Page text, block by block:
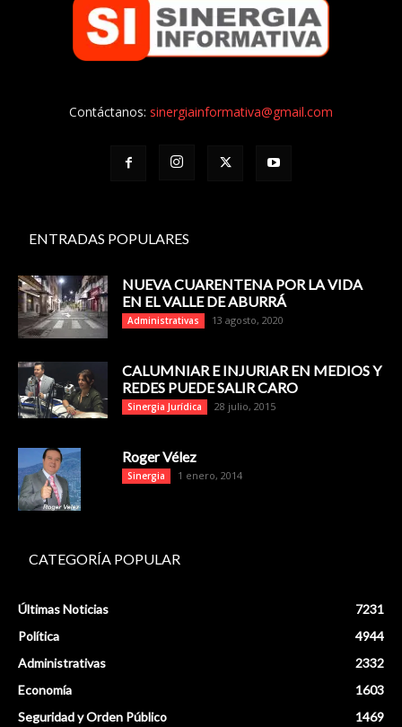
Contáctanos: sinergiainformativa@gmail.com
ENTRADAS POPULARES
NUEVA CUARENTENA POR LA VIDA
EN EL VALLE DE ABURRÁ
Administrativas 13 agosto, 2020
CALUMNIAR E INJURIAR EN MEDIOS Y
REDES PUEDE SALIR CARO
Sinergia Jurídica 28 julio, 2015
Roger Vélez
Sinergia 1 enero, 2014
CATEGORÍA POPULAR
Últimas Noticias
7231
Política
4944
Administrativas
2332
Economía
1603
Seguridad y Orden Público
1469